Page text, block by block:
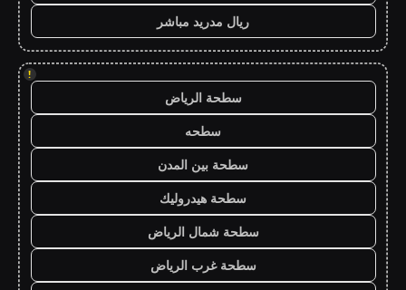
ريال مدريد مباشر
!
سطحة الرياض
سطحه
سطحة بين المدن
سطحة هيدروليك
سطحة شمال الرياض
سطحة غرب الرياض